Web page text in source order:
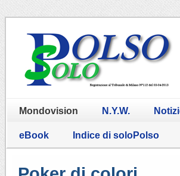
Mondovision N.Y.W.
eBook Indice di soloPolso